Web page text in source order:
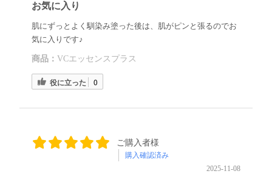
お気に入り
肌にずっとよく馴染み塗った後は、肌がピンと張るのでお
気に入りです♪
商品：VCエッセンスプラス
役に立った 0
ご購入者様
購入確認済み
2025-11-08